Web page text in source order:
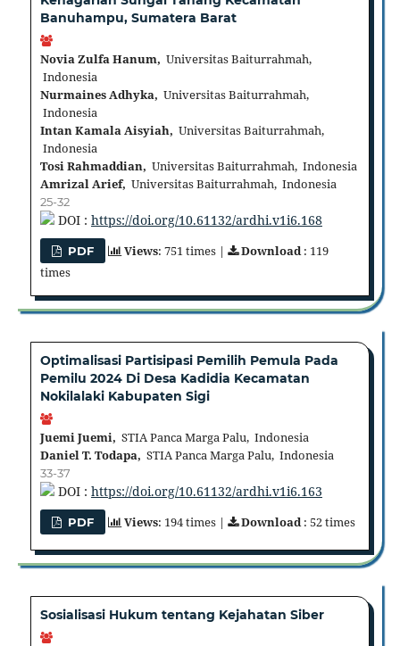
Banuhampu, Sumatera Barat
Novia Zulfa Hanum, Universitas Baiturrahmah,
Indonesia
Nurmaines Adhyka, Universitas Baiturrahmah,
Indonesia
Intan Kamala Aisyiah, Universitas Baiturrahmah,
Indonesia
Tosi Rahmaddian, Universitas Baiturrahmah, Indonesia
Amrizal Arief, Universitas Baiturrahmah, Indonesia
25-32
DOI : https://doi.org/10.61132/ardhi.v1i6.168
PDF Views: 751 times | Download : 119
times
Optimalisasi Partisipasi Pemilih Pemula Pada
Pemilu 2024 Di Desa Kadidia Kecamatan
Nokilalaki Kabupaten Sigi
Juemi Juemi, STIA Panca Marga Palu, Indonesia
Daniel T. Todapa, STIA Panca Marga Palu, Indonesia
33-37
DOI : https://doi.org/10.61132/ardhi.v1i6.163
PDF Views: 194 times | Download: 52 times
Sosialisasi Hukum tentang Kejahatan Siber